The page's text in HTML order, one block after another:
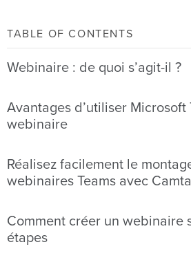
TABLE OF CONTENTS
Webinaire : de quoi s’agit-il ?
Avantages d’utiliser Microsoft
webinaire
Réalisez facilement le
webinaires Teams avec
Comment créer un webinaire
étapes